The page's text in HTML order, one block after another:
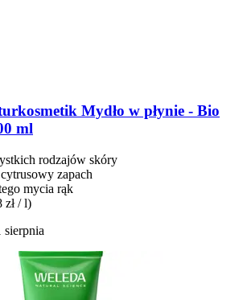
Mydło w płynie -​ Bio
ml
rodzajów skóry
zapach
mycia rąk
zł / l)
sierpnia